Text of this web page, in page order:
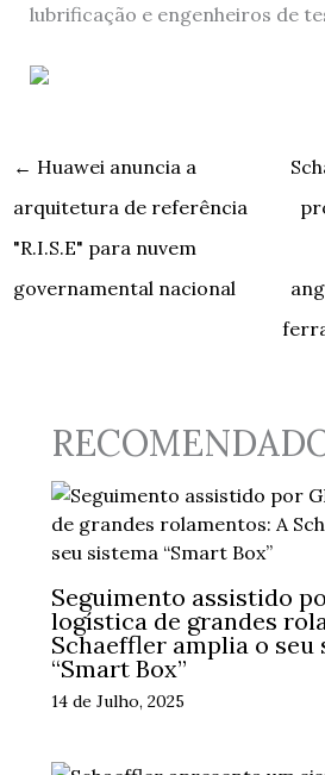
lubrificação e engenheiros de
← Huawei anuncia a
arquitetura de referência
"R.I.S.E" para nuvem
governamental nacional
Seguimento assistido
logística de grandes
Schaeffler amplia o seu
“Smart Box”
14 de Julho, 2025